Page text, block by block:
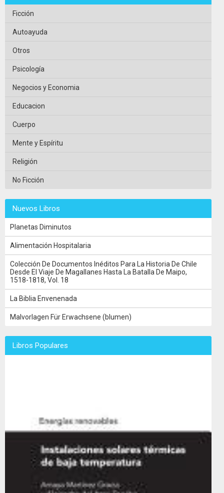
Ficción
Autoayuda
Otros
Psicología
Negocios y Economia
Educacion
Cuerpo
Mente y Espíritu
Religión
No Ficción
Nuevos Libros
Planetas Diminutos
Alimentación Hospitalaria
Colección De Documentos Inéditos Para La Historia De Chile
Desde El Viaje De Magallanes Hasta La Batalla De Maipo,
1518-1818, Vol. 18
La Biblia Envenenada
Malvorlagen Für Erwachsene (blumen)
Libros Populares